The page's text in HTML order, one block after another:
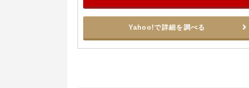
Yahoo!で詳細を調べる